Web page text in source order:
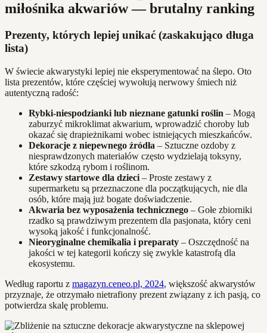
miłośnika akwariów — brutalny ranking
Prezenty, których lepiej unikać (zaskakująco długa
lista)
W świecie akwarystyki lepiej nie eksperymentować na ślepo. Oto
lista prezentów, które częściej wywołują nerwowy śmiech niż
autentyczną radość:
Rybki-niespodzianki lub nieznane gatunki roślin – Mogą
zaburzyć mikroklimat akwarium, wprowadzić choroby lub
okazać się drapieżnikami wobec istniejących mieszkańców.
Dekoracje z niepewnego źródła – Sztuczne ozdoby z
niesprawdzonych materiałów często wydzielają toksyny,
które szkodzą rybom i roślinom.
Zestawy startowe dla dzieci – Proste zestawy z
supermarketu są przeznaczone dla początkujących, nie dla
osób, które mają już bogate doświadczenie.
Akwaria bez wyposażenia technicznego – Gołe zbiorniki
rzadko są prawdziwym prezentem dla pasjonata, który ceni
wysoką jakość i funkcjonalność.
Nieoryginalne chemikalia i preparaty – Oszczędność na
jakości w tej kategorii kończy się zwykle katastrofą dla
ekosystemu.
Według raportu z magazyn.ceneo.pl, 2024, większość akwarystów
przyznaje, że otrzymało nietrafiony prezent związany z ich pasją, co
potwierdza skalę problemu.